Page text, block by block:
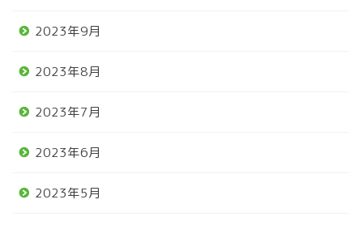
2023年9月
2023年8月
2023年7月
2023年6月
2023年5月